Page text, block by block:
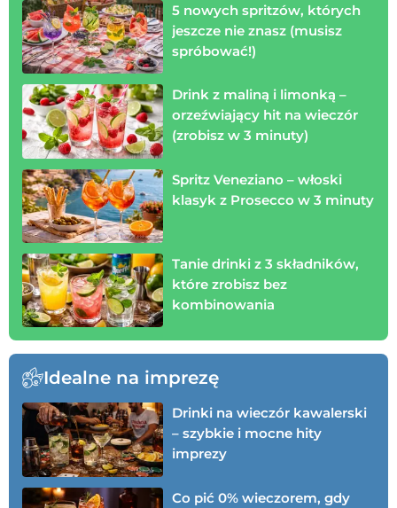
5 nowych spritzów, których
jeszcze nie znasz (musisz
spróbować!)
Drink z maliną i limonką –
orzeźwiający hit na wieczór
(zrobisz w 3 minuty)
Spritz Veneziano – włoski
klasyk z Prosecco w 3 minuty
Tanie drinki z 3 składników,
które zrobisz bez
kombinowania
Idealne na imprezę
Drinki na wieczór kawalerski
– szybkie i mocne hity
imprezy
Co pić 0% wieczorem, gdy